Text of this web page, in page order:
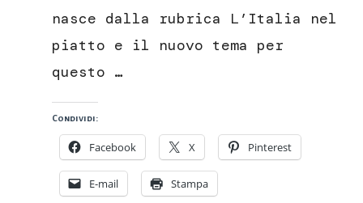
nasce dalla rubrica L’Italia nel
piatto e il nuovo tema per
questo …
Condividi:
Facebook X Pinterest
E-mail Stampa